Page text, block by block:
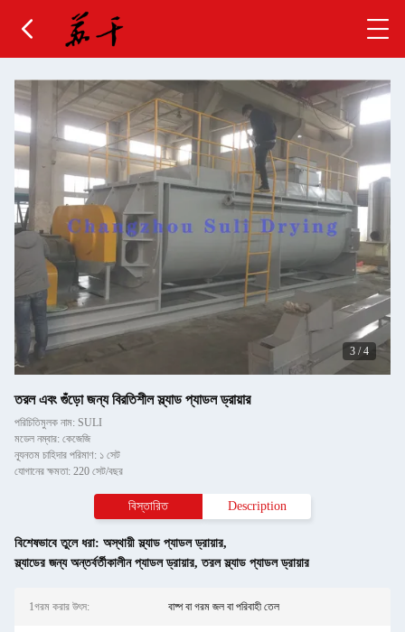
3 /4
তরল এবং গুঁড়ো জন্য বিরতিশীল স্ল্যাড প্যাডল ড্রায়ার
পরিচিতিমুলক নাম: SULI
মডেল নম্বার: কেজেজি
ন্যূনতম চাহিদার পরিমাণ: ১ সেট
যোগানের ক্ষমতা: 220 সেট/বছর
বিস্তারিত Description
বিশেষভাবে তুলে ধরা: অস্থায়ী স্ল্যাড প্যাডল ড্রায়ার,
স্ল্যাডের জন্য অন্তর্বর্তীকালীন প্যাডল ড্রায়ার,তরল স্ল্যাড প্যাডল ড্রায়ার
1গরম করার উৎস: বাষ্প বা গরম জল বা পরিবাহী তেল